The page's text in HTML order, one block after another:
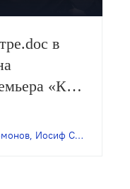
в
«Как
, Иосиф Сталин